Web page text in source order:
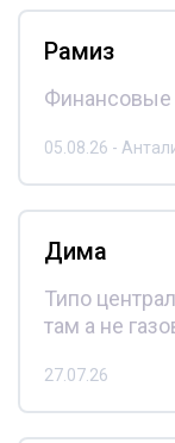
Рамиз
05.08.26 -
Дима
Типо
там а не
27.07.26